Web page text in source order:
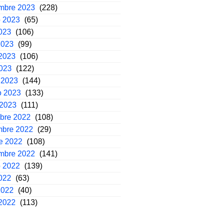
2023 (228)
2023 (65)
(106)
(99)
(106)
(122)
(144)
2023 (133)
(111)
2022
(108)
2022
(29)
2022
(108)
2022
(141)
2022
(139)
(63)
(40)
(113)